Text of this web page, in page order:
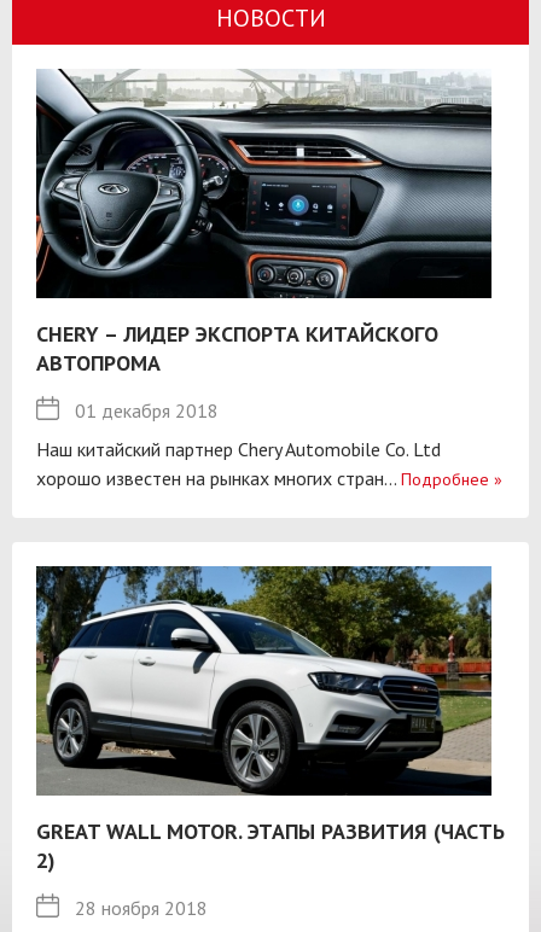
НОВОСТИ
CHERY – ЛИДЕР ЭКСПОРТА КИТАЙСКОГО
АВТОПРОМА
01 декабря 2018
Наш китайский партнер Chery Automobile Co. Ltd
хорошо известен на рынках многих стран... Подробнее »
GREAT WALL MOTOR. ЭТАПЫ РАЗВИТИЯ (ЧАСТЬ
2)
28 ноября 2018